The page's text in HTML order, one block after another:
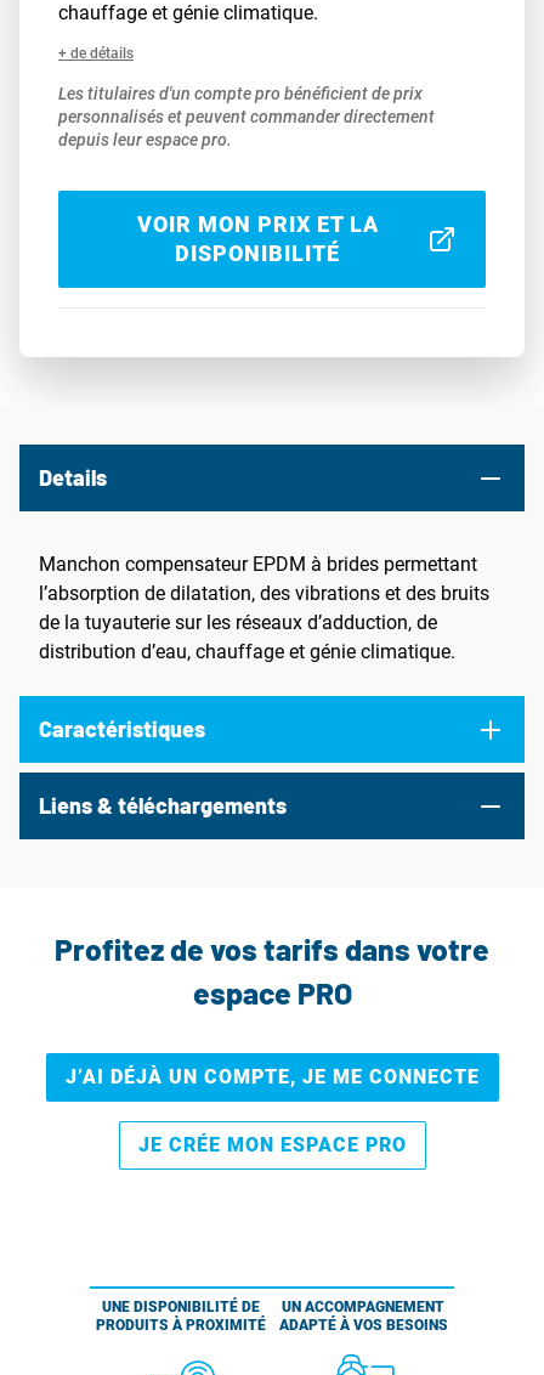
chauffage et génie climatique.
+ de détails
Les titulaires d'un compte pro bénéficient de prix
personnalisés et peuvent commander directement
depuis leur espace pro.
VOIR MON PRIX ET LA
DISPONIBILITÉ
Details
Manchon compensateur EPDM à brides permettant
l’absorption de dilatation, des vibrations et des bruits
de la tuyauterie sur les réseaux d’adduction, de
distribution d’eau, chauffage et génie climatique.
Caractéristiques
Liens & téléchargements
Profitez de vos tarifs dans votre
espace PRO
J’AI DÉJÀ UN COMPTE, JE ME CONNECTE
JE CRÉE MON ESPACE PRO
UNE DISPONIBILITÉ DE
PRODUITS À PROXIMITÉ
UN ACCOMPAGNEMENT
ADAPTÉ À VOS BESOINS